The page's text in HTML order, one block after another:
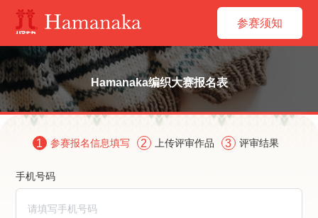
参赛须知
Hamanaka编织大赛报名表
1 参赛报名信息填写 2 上传评审作品 3 评审结果
手机号码